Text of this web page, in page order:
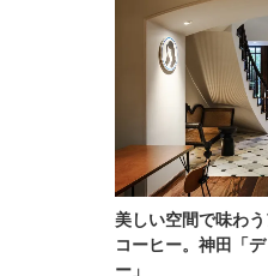
美しい空間で味わ
コーヒー。神田「
ー」